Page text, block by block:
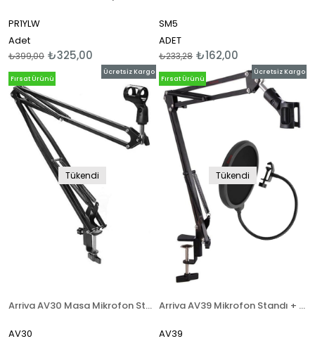
PR1YLW
Adet
₺325,00
₺399,00
SM5
ADET
₺162,00
₺233,28
Tükendi
Arriva AV30 Masa Mikrofon Standı
AV30
Ücretsiz Kargo
Fırsat Ürünü
Tükendi
Arriva AV39 Mikrofon Standı + Pop Filtre Seti
AV39
Ücretsiz Kargo
Fırsat Ürünü